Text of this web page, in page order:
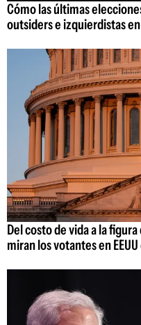
Cómo las últimas
outsiders e izquierdistas
Del costo de vida a la
miran los votantes en